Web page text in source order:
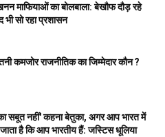
माफियाओं का बोलबाला: बेखौफ दौड़ रहे
सो रहा प्रशासन
कमजोर राजनीतिक का जिम्मेदार कौन ?
का सबूत नहीं' कहना बेतुका, अगर आप भारत में
जाता है कि आप भारतीय हैं: जस्टिस धूलिया